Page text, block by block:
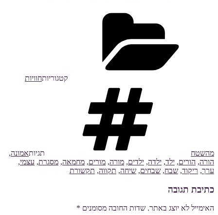
קטגוריותחוויות
מהשטח תגיותאמונה,
הורה, הורים, ילד, ילדה, ילדים, מורה, מורים, מחמאה, מסגרת, עצמי,
ערך, ריקוד, שבח, שבחים, שיחה, תקווה, תקשורת
כתיבת תגובה
האימייל לא יוצג באתר. שדות החובה מסומנים *